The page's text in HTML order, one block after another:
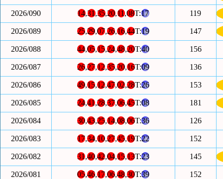
2026/090 14,31,35,20,11,08T:17 119
2026/089 25,29,07,26,16,44T:19 147
2026/088 44,05,15,24,48,20T:40 156
2026/087 26,27,12,35,20,16T:09 136
2026/086 49,15,12,47,02,28T:26 153
2026/085 24,41,28,37,06,45T:08 181
2026/084 30,43,25,14,08,06T:36 126
2026/083 17,34,10,27,45,19T:22 152
2026/082 31,40,42,04,15,13T:23 145
2026/081 05,46,17,06,48,30T:39 152